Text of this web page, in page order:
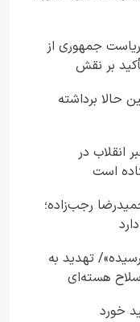
جمهوری از
بر نقش
آگاهی عمومی
حالا برداشته
در
است​
حمیدرضا رجب‌زاده؛
تهدید به
هسته‌ای
خورد